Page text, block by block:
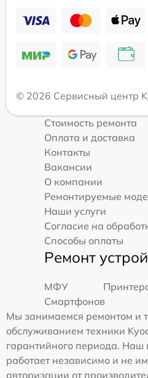
© 2026 Сервисный центр
Стоимость ремонта
Оплата и доставка
Контакты
Вакансии
О компании
Ремонтируемые
Наши услуги
Согласие на
Способы оплаты
Ремонт
МФУ
Смартфонов
Мы занимаемся ремонтом и
обслуживанием техники
гарантийного периода. Наш
работает независимо и не
авторизации от